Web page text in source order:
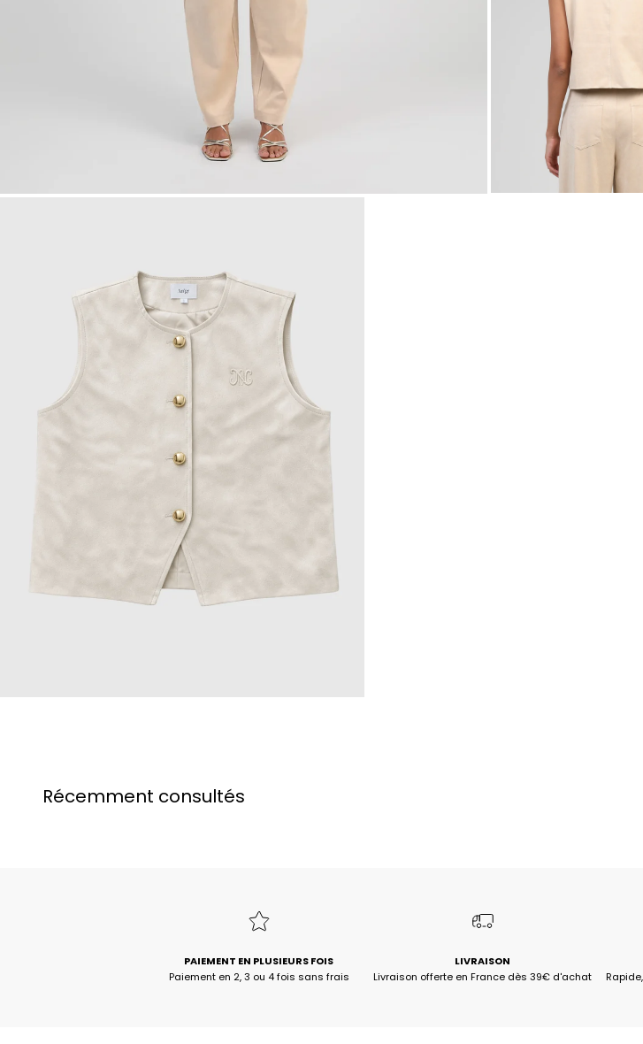
Récemment consultés
PAIEMENT EN PLUSIEURS FOIS
Paiement en 2, 3 ou 4 fois sans frais
LIVRAISON
Livraison offerte en France dès 39€ d'achat